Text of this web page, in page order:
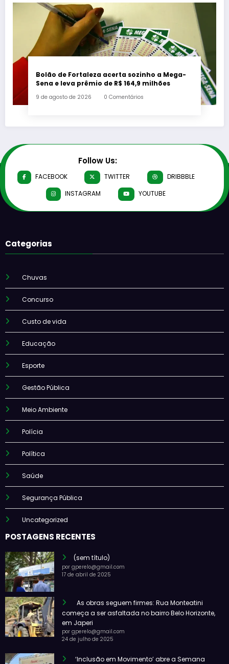
Bolão de Fortaleza acerta sozinho a Mega-
Sena e leva prêmio de R$ 164,9 milhões
9 de agosto de 2026 0 Comentários
Follow Us:
FACEBOOK TWITTER
DRIBBBLE
INSTAGRAM
YOUTUBE
Categorias
Chuvas
Concurso
Custo de vida
Educação
Esporte
Gestão Pública
Meio Ambiente
Polícia
Política
Saúde
Segurança Pública
Uncategorized
POSTAGENS RECENTES
(sem título)
por gperelo@gmail.com
17 de abril de 2025
As obras seguem firmes: Rua Monteatini
começa a ser asfaltada no bairro Belo Horizonte,
em Japeri
por gperelo@gmail.com
24 de julho de 2025
‘Inclusão em Movimento’ abre a Semana